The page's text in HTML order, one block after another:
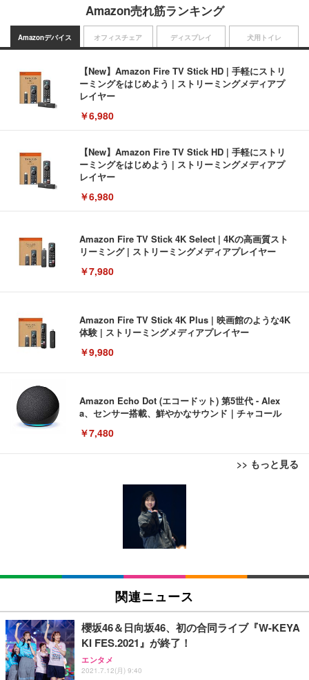
Amazon売れ筋ランキング
Amazonデバイス
【New】Amazon Fire TV Stick HD | 手軽にストリ
ーミングをはじめよう | ストリーミングメディアプ
レイヤー
￥6,980
【New】Amazon Fire TV Stick HD | 手軽にストリ
ーミングをはじめよう | ストリーミングメディアプ
レイヤー
￥6,980
Amazon Fire TV Stick 4K Select | 4Kの高画質スト
リーミング | ストリーミングメディアプレイヤー
￥7,980
Amazon Fire TV Stick 4K Plus | 映画館のような4K
体験 | ストリーミングメディアプレイヤー
￥9,980
Amazon Echo Dot (エコードット) 第5世代 - Alex
a、センサー搭載、鮮やかなサウンド｜チャコール
￥7,480
>> もっと見る
オフィスチェア
[EdoErgo] オフィスチェア 椅子 テレワーク 疲れな
い 跳ね上げ式アームレスト コンパクト 約105度ロッ
キング pc 事務椅子 360度回転 座面昇降 強化ナイロ
ン樹脂ベース 通気性メッシュ 在宅ワーク H-WY01
(黒網+黒枠+黒足)
SIHOO B100 オフィスチェア／デスクチェア メッシ
ュチェア 人間工学 疲れない ブラック
￥27,999
Sezlife オフィスチェア デスクチェア 疲れない テレ
ワーク チェア 強化バックレスト 30度ロッキング機
ディスプレイ
EIZO ビジネス向けプレミアムモニター | FlexScan
EV3240X-WT | 31.5型4K UHD・USB Type-C・ホワ
EIZO ビジネス向けプレミアムモニター | FlexScan
￥109,572
【純正品】27"ゲーミングモニター DualSense 充電
フック付き（CFI-ZDM1J）
犬用トイレ
Amazonベーシック ペットシーツ 薄型 レギュラー 1
回使い捨て 無香料 ホワイト 300枚
Amazonベーシック ペットシーツ 厚型 ワイド 42枚
x2袋(84枚) ホワイト(吸収面:ライトブルー)
￥3,234
ネオ・ルーライフ ネオ・オムツ L 中型犬用 26枚入
り 単品
関連ニュース
櫻坂46＆日向坂46、初の合同ライブ『W-KEYA
KI FES.2021』が終了！
エンタメ
2021.7.12(月) 9:40